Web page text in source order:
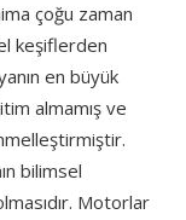
çoğu zaman
keşiflerden
en büyük
almamış ve
bilimsel
Motorlar